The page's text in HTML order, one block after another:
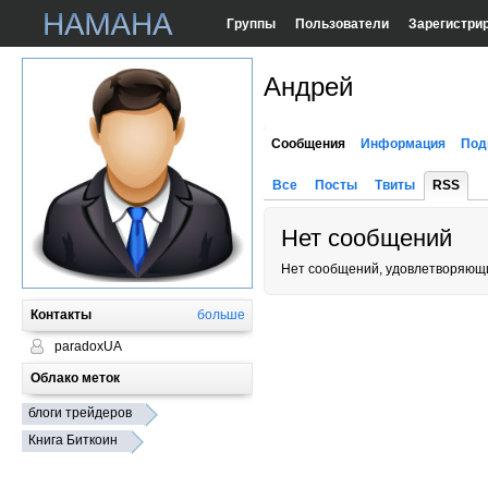
Группы Пользователи
Контакты больше
paradoxUA
Облако меток
блоги трейдеров
Книга Биткоин
Андрей
Сообщения Информация
Все Посты Твиты RSS
Нет сообщений
Нет сообщений,